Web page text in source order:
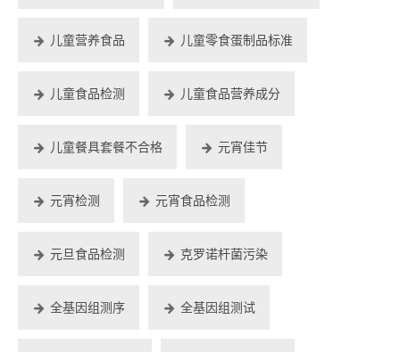
儿童营养食品 儿童零食蛋制品标准
儿童食品检测 儿童食品营养成分
儿童餐具套餐不合格 元宵佳节
元宵检测 元宵食品检测
元旦食品检测 克罗诺杆菌污染
全基因组测序 全基因组测试